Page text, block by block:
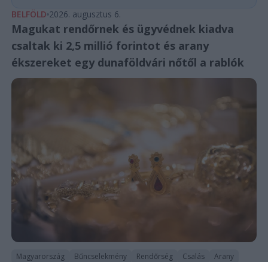
BELFÖLD 2026. augusztus 6.
Magukat rendőrnek és ügyvédnek kiadva
csaltak ki 2,5 millió forintot és arany
ékszereket egy dunaföldvári nőtől a rablók
Magyarország Bűncselekmény Rendőrség Csalás Arany